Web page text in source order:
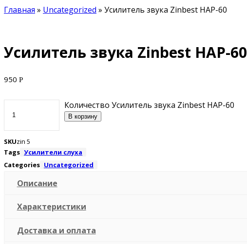
Главная » Uncategorized » Усилитель звука Zinbest HAP-60
Усилитель звука Zinbest HAP-60
950 Р
Количество Усилитель звука Zinbest HAP-60
В корзину
SKUzin 5
Tags Усилители слуха
Categories Uncategorized
Описание
Характеристики
Доставка и оплата